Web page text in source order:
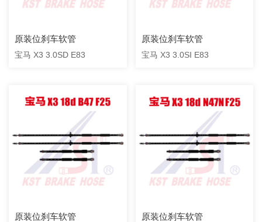
原装位刹车软管
宝马 X3 3.0SD E83
原装位刹车软管
宝马 X3 3.0SI E83
原装位刹车软管 原装位刹车软管